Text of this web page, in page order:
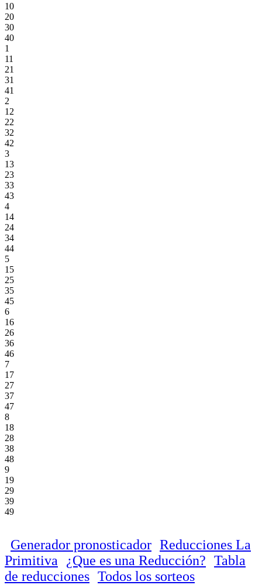
10
20
30
40
1
11
21
31
41
2
12
22
32
42
3
13
23
33
43
4
14
24
34
44
5
15
25
35
45
6
16
26
36
46
7
17
27
37
47
8
18
28
38
48
9
19
29
39
49
Generador pronosticador Reducciones La
Primitiva
¿Que es una Reducción? Tabla
de reducciones Todos los sorteos